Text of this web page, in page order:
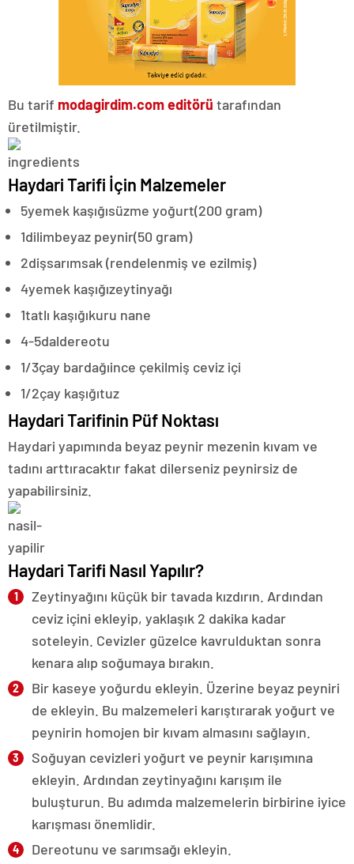
Bu tarif modagirdim.com editörü tarafından
üretilmiştir.
Haydari Tarifi İçin Malzemeler
5yemek kaşığısüzme yoğurt(200 gram)
1dilimbeyaz peynir(50 gram)
2dişsarımsak (rendelenmiş ve ezilmiş)
4yemek kaşığızeytinyağı
1tatlı kaşığıkuru nane
4-5daldereotu
1/3çay bardağıince çekilmiş ceviz içi
1/2çay kaşığıtuz
Haydari Tarifinin Püf Noktası
Haydari yapımında beyaz peynir mezenin kıvam ve
tadını arttıracaktır fakat dilerseniz peynirsiz de
yapabilirsiniz.
Haydari Tarifi Nasıl Yapılır?
Zeytinyağını küçük bir tavada kızdırın. Ardından
ceviz içini ekleyip, yaklaşık 2 dakika kadar
soteleyin. Cevizler güzelce kavrulduktan sonra
kenara alıp soğumaya bırakın.
Bir kaseye yoğurdu ekleyin. Üzerine beyaz peyniri
de ekleyin. Bu malzemeleri karıştırarak yoğurt ve
peynirin homojen bir kıvam almasını sağlayın.
Soğuyan cevizleri yoğurt ve peynir karışımına
ekleyin. Ardından zeytinyağını karışım ile
buluşturun. Bu adımda malzemelerin birbirine iyice
karışması önemlidir.
Dereotunu ve sarımsağı ekleyin.